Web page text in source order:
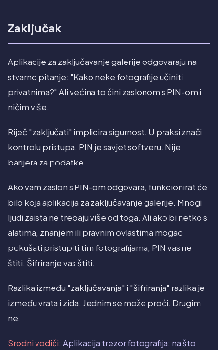
Zaključak
Aplikacije za zaključavanje galerije odgovaraju na
stvarno pitanje: "Kako neke fotografije učiniti
privatnima?" Ali većina to čini zaslonom s PIN-om i
ničim više.
Riječ "zaključati" implicira sigurnost. U praksi znači
kontrolu pristupa. PIN je savjet softveru. Nije
barijera za podatke.
Ako vam zaslon s PIN-om odgovara, funkcionirat će
bilo koja aplikacija za zaključavanje galerije. Mnogi
ljudi zaista ne trebaju više od toga. Ali ako bi netko s
alatima, znanjem ili pravnim ovlastima mogao
pokušati pristupiti tim fotografijama, PIN vas ne
štiti. Šifriranje vas štiti.
Razlika između "zaključavanja" i "šifriranja" razlika je
između vrata i zida. Jednim se može proći. Drugim
ne.
Srodni vodiči: Aplikacija trezor fotografija: na što